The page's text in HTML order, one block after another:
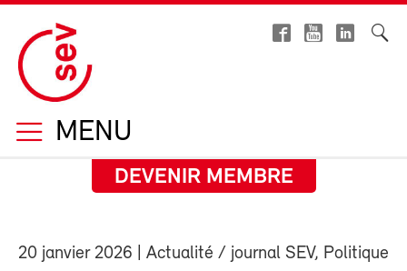
MENU
DEVENIR MEMBRE
20 janvier 2026 | Actualité / journal SEV, Politique